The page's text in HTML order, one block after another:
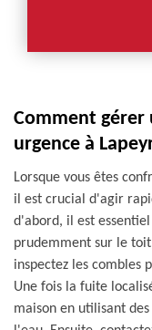
Comment
urgence à
Lorsque vous êtes
il est crucial d'agir
d'abord, il est
prudemment sur le
inspectez les
Une fois la fuite
maison en utilisant